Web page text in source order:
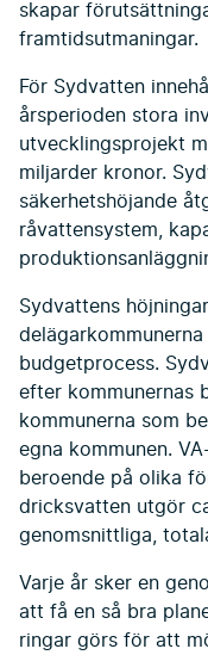
skapar
framtidsutmaningar.
För Sydvatten
årsperioden stora
utvecklingsprojekt
miljarder kronor.
säkerhetshöjande
råvattensystem,
Sydvattens
budgetprocess.
efter kommunernas
kommunerna som
egna kommunen.
beroende på olika
dricksvatten utgör
genomsnittliga,
Varje år sker en
att få en så bra
ringar görs för att